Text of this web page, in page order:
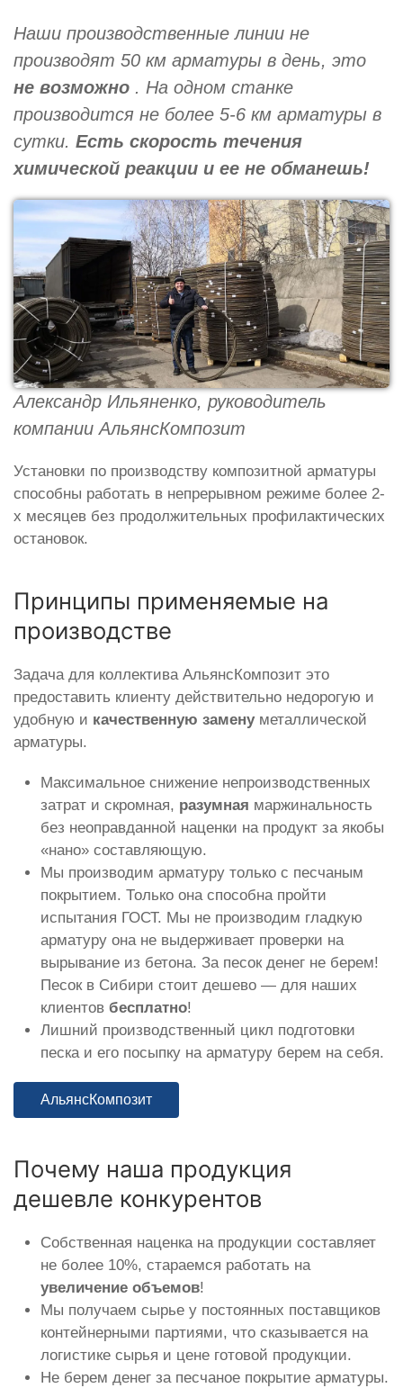
Наши производственные линии не
производят 50 км арматуры в день, это
не возможно . На одном станке
производится не более 5-6 км арматуры в
сутки. Есть скорость течения
химической реакции и ее не обманешь!
Александр Ильяненко, руководитель
компании АльянсКомпозит
Установки по производству композитной арматуры
способны работать в непрерывном режиме более 2-
х месяцев без продолжительных профилактических
остановок.
Принципы применяемые на
производстве
Задача для коллектива АльянсКомпозит это
предоставить клиенту действительно недорогую и
удобную и качественную заменуметаллической
арматуры.
Максимальное снижение непроизводственных
затрат и скромная, разумная маржинальность
без неоправданной наценки на продукт за якобы
«нано» составляющую.
Мы производим арматуру только с песчаным
покрытием. Только она способна пройти
испытания ГОСТ. Мы не производим гладкую
арматуру она не выдерживает проверки на
вырывание из бетона. За песок денег не берем!
Песок в Сибири стоит дешево — для наших
клиентов бесплатно!
Лишний производственный цикл подготовки
песка и его посыпку на арматуру берем на себя.
АльянсКомпозит
Почему наша продукция
дешевле конкурентов
Собственная наценка на продукции составляет
не более 10%, стараемся работать на
увеличение объемов!
Мы получаем сырье у постоянных поставщиков
контейнерными партиями, что сказывается на
логистике сырья и цене готовой продукции.
Не берем денег за песчаное покрытие арматуры.